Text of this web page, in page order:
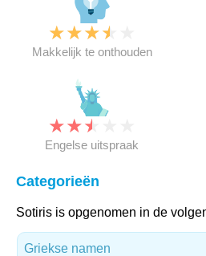
★★★★
Makkelijk te onthouden
★★★
Engelse uitspraak
Categorieën
Sotiris is opgenomen in de
Griekse namen